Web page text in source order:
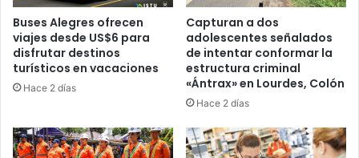
Buses Alegres ofrecen
viajes desde US$6 para
disfrutar destinos
turísticos en vacaciones
Hace 2 días
Capturan a dos
adolescentes señalados
de intentar conformar la
estructura criminal
«Ántrax» en Lourdes, Colón
Hace 2 días